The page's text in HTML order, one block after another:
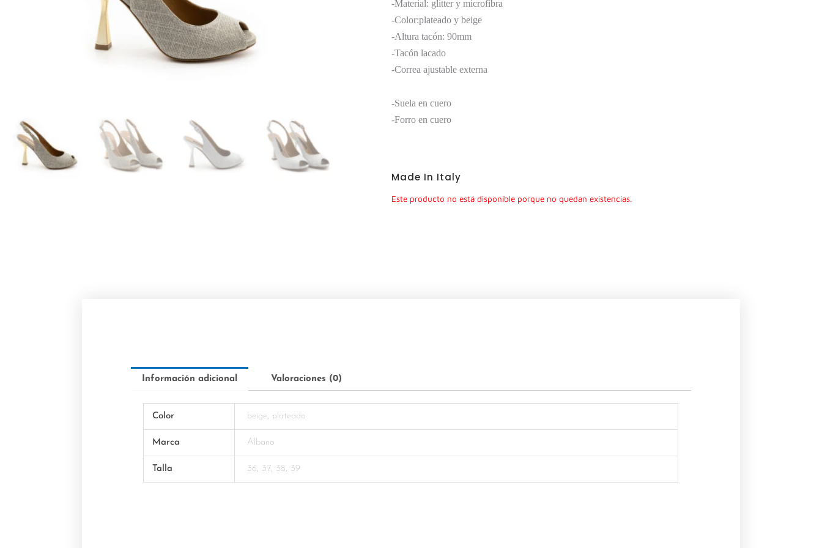
-Material: glitter y microfibra
-Color:plateado y beige
-Altura tacón: 90mm
-Tacón lacado
-Correa ajustable externa
-Suela en cuero
-Forro en cuero
Made In Italy
Este producto no está disponible porque no quedan existencias.
Información adicional Valoraciones (0)
Color beige, plateado
Marca Albano
Talla 36, 37, 38, 39